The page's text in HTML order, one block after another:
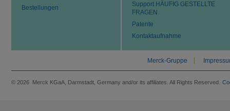
Bestellungen
Support HÄUFIG GESTELLTE
FRAGEN
Patente
Kontaktaufnahme
Merck-Gruppe
© 2026 Merck KGaA, Darmstadt, Germany and/or its affiliates. All Rights Reserved.